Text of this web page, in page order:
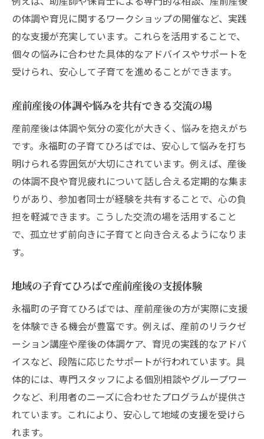
の体調や育児に関するワークショップの開催など、実践
的な支援が充実しています。これらを活用することで、
個々の悩みに合わせた具体的なアドバイスやサポートを
受けられ、安心して子育てを進めることができます。
産前産後の体調や悩みを共有できる交流の場
産前産後は体調や気分の変化が大きく、悩みを抱えがち
です。永福町の子育てひろばでは、安心して悩みを打ち
明けられる雰囲気が大切にされています。例えば、産後
の体調不良や育児疲れについて話し合える定期的な集ま
りがあり、参加者同士が経験を共有することで、心の負
担を軽減できます。こうした交流の場を活用すること
で、孤立せず前向きに子育てと向き合えるようになりま
す。
地域の子育てひろばで産前産後の支援体験
永福町の子育てひろばでは、産前産後の方が実際に支援
を体験できる機会が豊富です。例えば、産前のリラクゼ
ーション講座や産後の体調ケア、育児の実践的なアドバ
イスなど、段階に応じたサポートが行われています。具
体的には、専門スタッフによる個別相談やグループワー
クなど、利用者のニーズに合わせたプログラムが提供さ
れています。これにより、安心して地域の支援を受けら
れます。